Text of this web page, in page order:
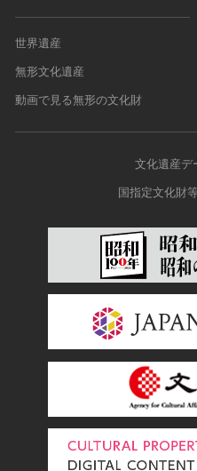
世界遺産
無形文化遺産
動画で見る無形の文化財
文化遺産デ
国指定文化財